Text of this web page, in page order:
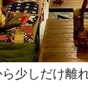
少しだけ離